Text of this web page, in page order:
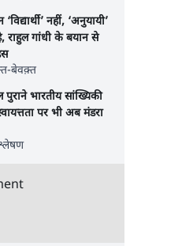
नहीं, ‘अनुयायी’
राहुल गांधी के बयान से
बेवक़्त
भारतीय सांख्यिकी
पर भी अब मंडरा